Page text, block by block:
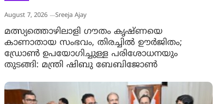
August 7, 2026 Sreeja Ajay
മത്സ്യത്തൊഴിലാളി ഗൗതം കൃഷ്ണയെ
കാണാതായ സംഭവം, തിരച്ചിൽ ഊർജിതം;
ഡ്രോണ്‍ ഉപയോഗിച്ചുള്ള പരിശോധനയും
തുടങ്ങി: മന്ത്രി ഷിബു ബേബിജോണ്‍